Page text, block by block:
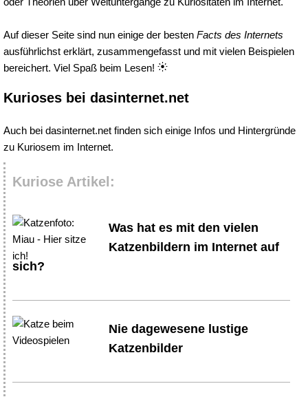
Auf dieser Seite sind nun einige der besten Facts des Internets
ausführlichst erklärt, zusammengefasst und mit vielen Beispielen
bereichert. Viel Spaß beim Lesen!
Kurioses bei dasinternet.net
Auch bei dasinternet.net finden sich einige Infos und Hintergründe
zu Kuriosem im Internet.
Kuriose Artikel:
Was hat es mit den vielen
Katzenbildern im Internet auf
sich?
Nie dagewesene lustige
Katzenbilder